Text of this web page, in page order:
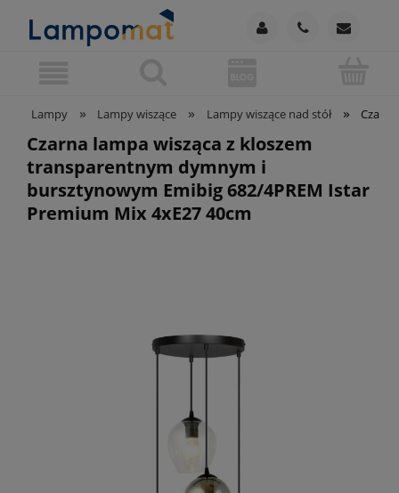
Lampy » Lampy wiszące » Lampy wiszące nad stół »
Czarna lampa wisząca z kloszem
transparentnym dymnym i
bursztynowym Emibig 682/4PREM Istar
Premium Mix 4xE27 40cm